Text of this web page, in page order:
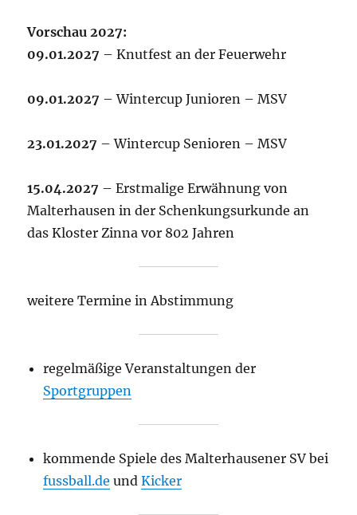
Vorschau 2027:
09.01.2027 – Knutfest an der Feuerwehr
09.01.2027 – Wintercup Junioren – MSV
23.01.2027 – Wintercup Senioren – MSV
15.04.2027 – Erstmalige Erwähnung von
Malterhausen in der Schenkungsurkunde an
das Kloster Zinna vor 802 Jahren
weitere Termine in Abstimmung
regelmäßige Veranstaltungen der
Sportgruppen
kommende Spiele des Malterhausener SV bei
fussball.de undKicker